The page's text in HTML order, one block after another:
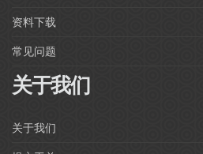
资料下载
常见问题
关于我们
关于我们